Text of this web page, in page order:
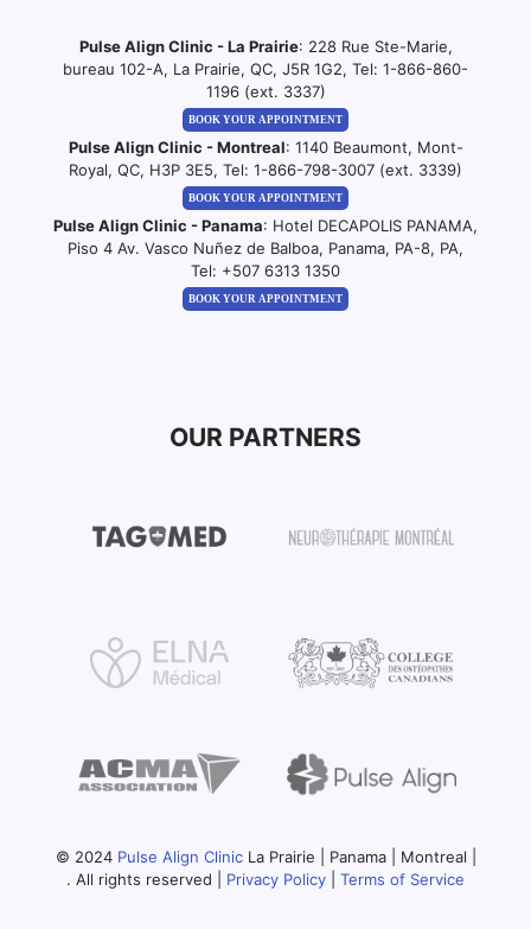
Pulse Align Clinic - La Prairie: 228 Rue Ste-Marie,
bureau 102-A, La Prairie, QC, J5R 1G2, Tel: 1-866-860-
1196 (ext. 3337)
BOOK YOUR APPOINTMENT
Pulse Align Clinic - Montreal: 1140 Beaumont, Mont-
Royal, QC, H3P 3E5, Tel: 1-866-798-3007 (ext. 3339)
BOOK YOUR APPOINTMENT
Pulse Align Clinic - Panama: Hotel DECAPOLIS PANAMA,
Piso 4 Av. Vasco Nuñez de Balboa, Panama, PA-8, PA,
Tel: +507 6313 1350
BOOK YOUR APPOINTMENT
OUR PARTNERS
© 2024 Pulse Align ClinicLa Prairie | Panama | Montreal |
. All rights reserved | Privacy Policy Terms of Service